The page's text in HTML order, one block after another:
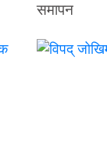
समापन